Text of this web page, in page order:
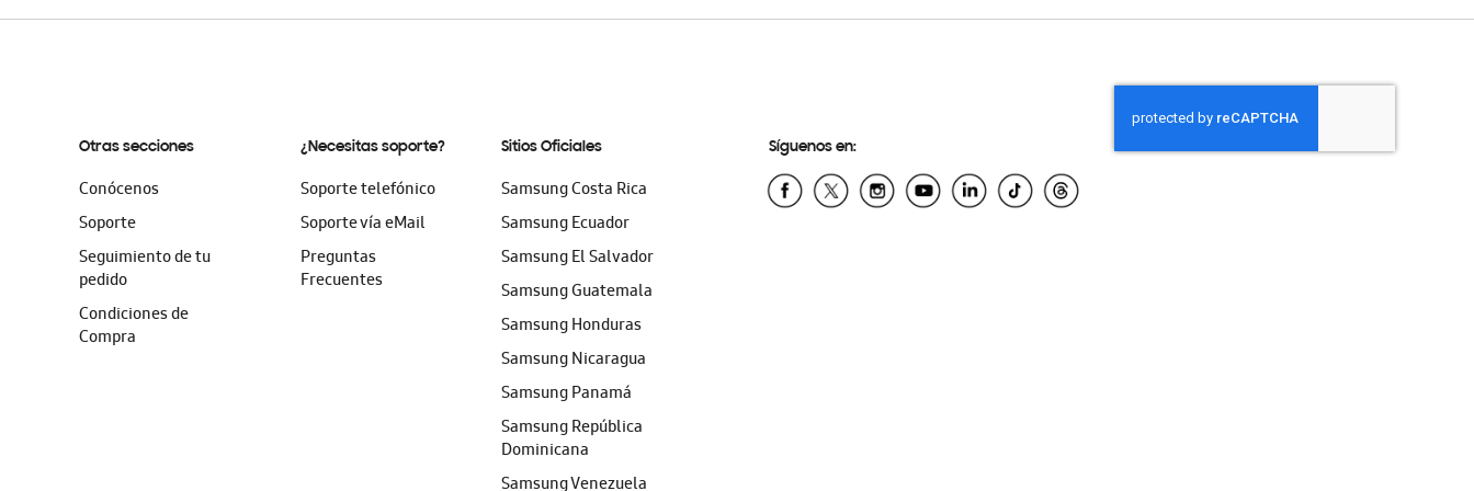
Otras secciones
Conócenos
Soporte
Seguimiento de tu
pedido
Condiciones de
Compra
¿Necesitas soporte?
Soporte telefónico
Soporte vía eMail
Preguntas
Frecuentes
Sitios Oficiales
Samsung Costa Rica
Samsung Ecuador
Samsung El Salvador
Samsung Guatemala
Samsung Honduras
Samsung Nicaragua
Samsung Panamá
Samsung República
Dominicana
Samsung Venezuela
Síguenos en: